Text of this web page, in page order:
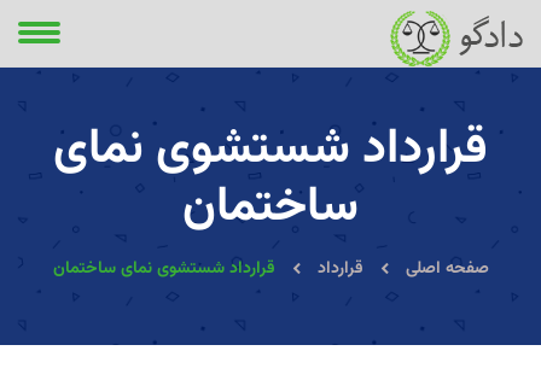
قرارداد شستشوی نمای
ساختمان
صفحه اصلی قرارداد قرارداد شستشوی نمای ساختمان